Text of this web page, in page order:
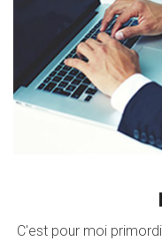
C'est pour moi